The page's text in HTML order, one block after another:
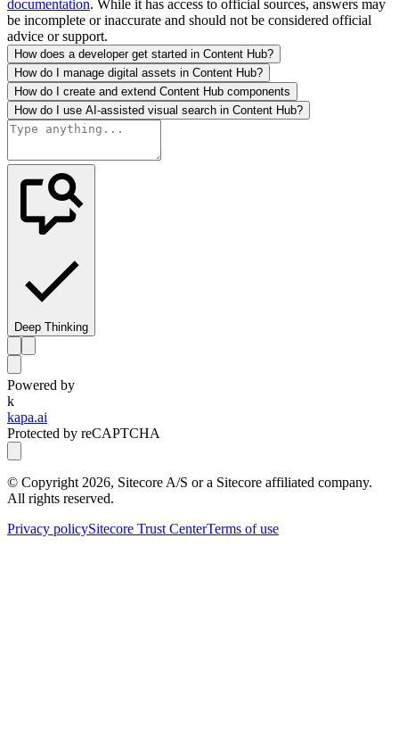
documentation. While it has access to official sources, answers may
be incomplete or inaccurate and should not be considered official
advice or support.
How does a developer get started in Content Hub?
How do I manage digital assets in Content Hub?
How do I create and extend Content Hub components
How do I use AI-assisted visual search in Content Hub?
Deep Thinking
Powered by
k
kapa.ai
Protected by reCAPTCHA
© Copyright 2026, Sitecore A/S or a Sitecore affiliated company.
All rights reserved.
Privacy policySitecore Trust CenterTerms of use